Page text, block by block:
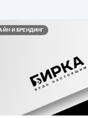
И БРЕНДИНГ